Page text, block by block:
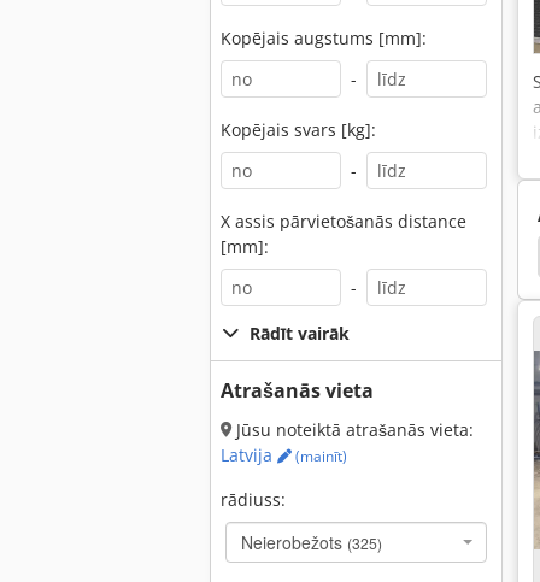
Kopējais augstums [mm]:
-
Kopējais svars [kg]:
-
X assis pārvietošanās distance
[mm]:
-
Rādīt vairāk
Atrašanās vieta
Jūsu noteiktā atrašanās vieta:
Latvija
(mainīt)
rādiuss:
Neierobežots (325)
Cnc Weeke